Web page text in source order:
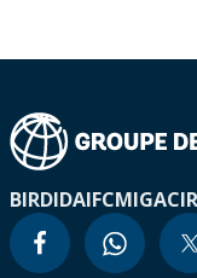
BIRDIDAIFCMIGA